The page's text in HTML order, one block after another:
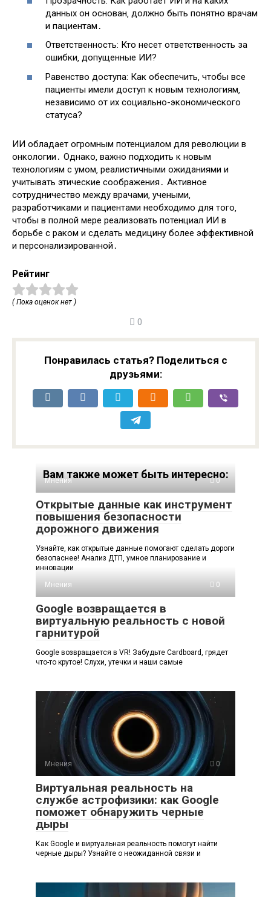
данных он основан‚ должно быть понятно врачам
и пациентам․
Ответственность: Кто несет ответственность за
ошибки‚ допущенные ИИ?
Равенство доступа: Как обеспечить‚ чтобы все
пациенты имели доступ к новым технологиям‚
независимо от их социально-экономического
статуса?
ИИ обладает огромным потенциалом для революции в
онкологии․ Однако‚ важно подходить к новым
технологиям с умом‚ реалистичными ожиданиями и
учитывать этические соображения․ Активное
сотрудничество между врачами‚ учеными‚
разработчиками и пациентами необходимо для того‚
чтобы в полной мере реализовать потенциал ИИ в
борьбе с раком и сделать медицину более эффективной
и персонализированной․
Рейтинг
( Пока оценок нет )
0
Понравилась статья? Поделиться с
друзьями:
Вам также может быть интересно:
Мнения 0
Открытые данные как инструмент
повышения безопасности
дорожного движения
Узнайте, как открытые данные помогают сделать дороги
безопаснее! Анализ ДТП, умное планирование и
инновации
Мнения
0
Google возвращается в
виртуальную реальность с новой
гарнитурой
Google возвращается в VR! Забудьте Cardboard, грядет
что-то крутое! Слухи, утечки и наши самые
Мнения 0
Виртуальная реальность на
службе астрофизики: как Google
поможет обнаружить черные
дыры
Как Google и виртуальная реальность помогут найти
черные дыры? Узнайте о неожиданной связи и